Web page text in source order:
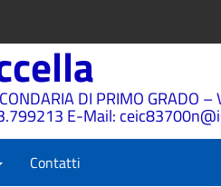
DI PRIMO GRADO
E-Mail:
Contatti